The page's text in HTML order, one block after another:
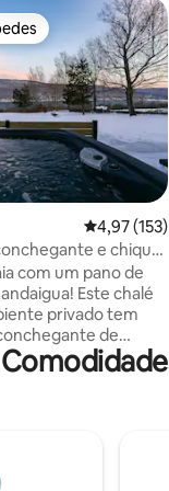
4,97 de
4,97 (153)
e chique,
com um pano de
Este chalé
privado tem
de
e
incluindo um
vista para o lago